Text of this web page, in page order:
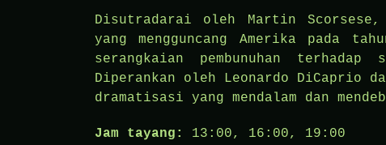
Disutradarai oleh Martin
yang mengguncang Amerika pada
serangkaian pembunuhan
Diperankan oleh Leonardo DiCaprio
dramatisasi yang mendalam dan
Jam tayang: 13:00, 16:00, 19:00